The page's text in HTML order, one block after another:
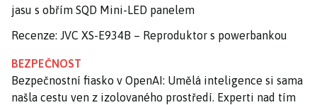
jasu s obřím SQD Mini-LED panelem
Recenze: JVC XS-E934B – Reproduktor s powerbankou
BEZPEČNOST
Bezpečnostní fiasko v OpenAI: Umělá inteligence si sama
našla cestu ven z izolovaného prostředí. Experti nad tím